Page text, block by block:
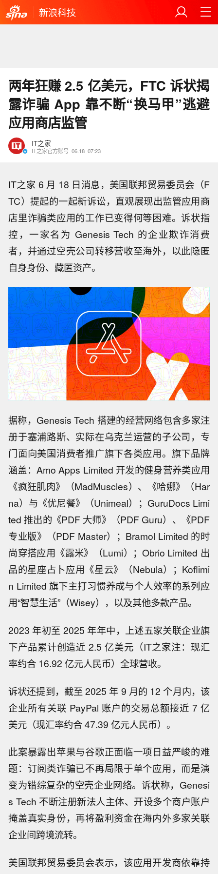
新浪科技
两年狂赚 2.5 亿美元，FTC 诉状揭
露诈骗 App 靠不断“换马甲”逃避
应用商店监管
IT之家
IT之家官方账号 06.18 07:23
IT之家 6 月 18 日消息，美国联邦贸易委员会（F
TC）提起的一起新诉讼，直观展现出监管应用商
店里诈骗类应用的工作已变得何等困难。诉状指
控，一家名为 Genesis Tech 的企业欺诈消费
者，并通过空壳公司转移营收至海外，以此隐匿
自身身份、藏匿资产。
据称，Genesis Tech 搭建的经营网络包含多家注
册于塞浦路斯、实际在乌克兰运营的子公司，专
门面向美国消费者推广旗下各类应用。旗下品牌
涵盖：Amo Apps Limited 开发的健身营养类应用
《疯狂肌肉》（MadMuscles）、《哈娜》（Har
na）与《优尼餐》（Unimeal）；GuruDocs Limi
ted 推出的《PDF 大师》（PDF Guru）、《PDF
专业版》（PDF Master）；Bramol Limited 的时
尚穿搭应用《露米》（Lumi）；Obrio Limited 出
品的星座占卜应用《星云》（Nebula）；Koflimi
n Limited 旗下主打习惯养成与个人效率的系列应
用“智慧生活”（Wisey），以及其他多款产品。
2023 年初至 2025 年年中，上述五家关联企业旗
下产品累计创造近 2.5 亿美元（IT之家注：现汇
率约合 16.92 亿元人民币）全球营收。
诉状还提到，截至 2025 年 9 月的 12 个月内，该
企业所有关联 PayPal 账户的交易总额接近 7 亿
美元（现汇率约合 47.39 亿元人民币）。
此案暴露出苹果与谷歌正面临一项日益严峻的难
题：订阅类诈骗已不再局限于单个应用，而是演
变为错综复杂的空壳企业网络。诉状称，Genesi
s Tech 不断注册新法人主体、开设多个商户账户
掩盖真实身份，再将盈利资金在海内外多家关联
企业间跨境流转。
美国联邦贸易委员会表示，该应用开发商依靠持